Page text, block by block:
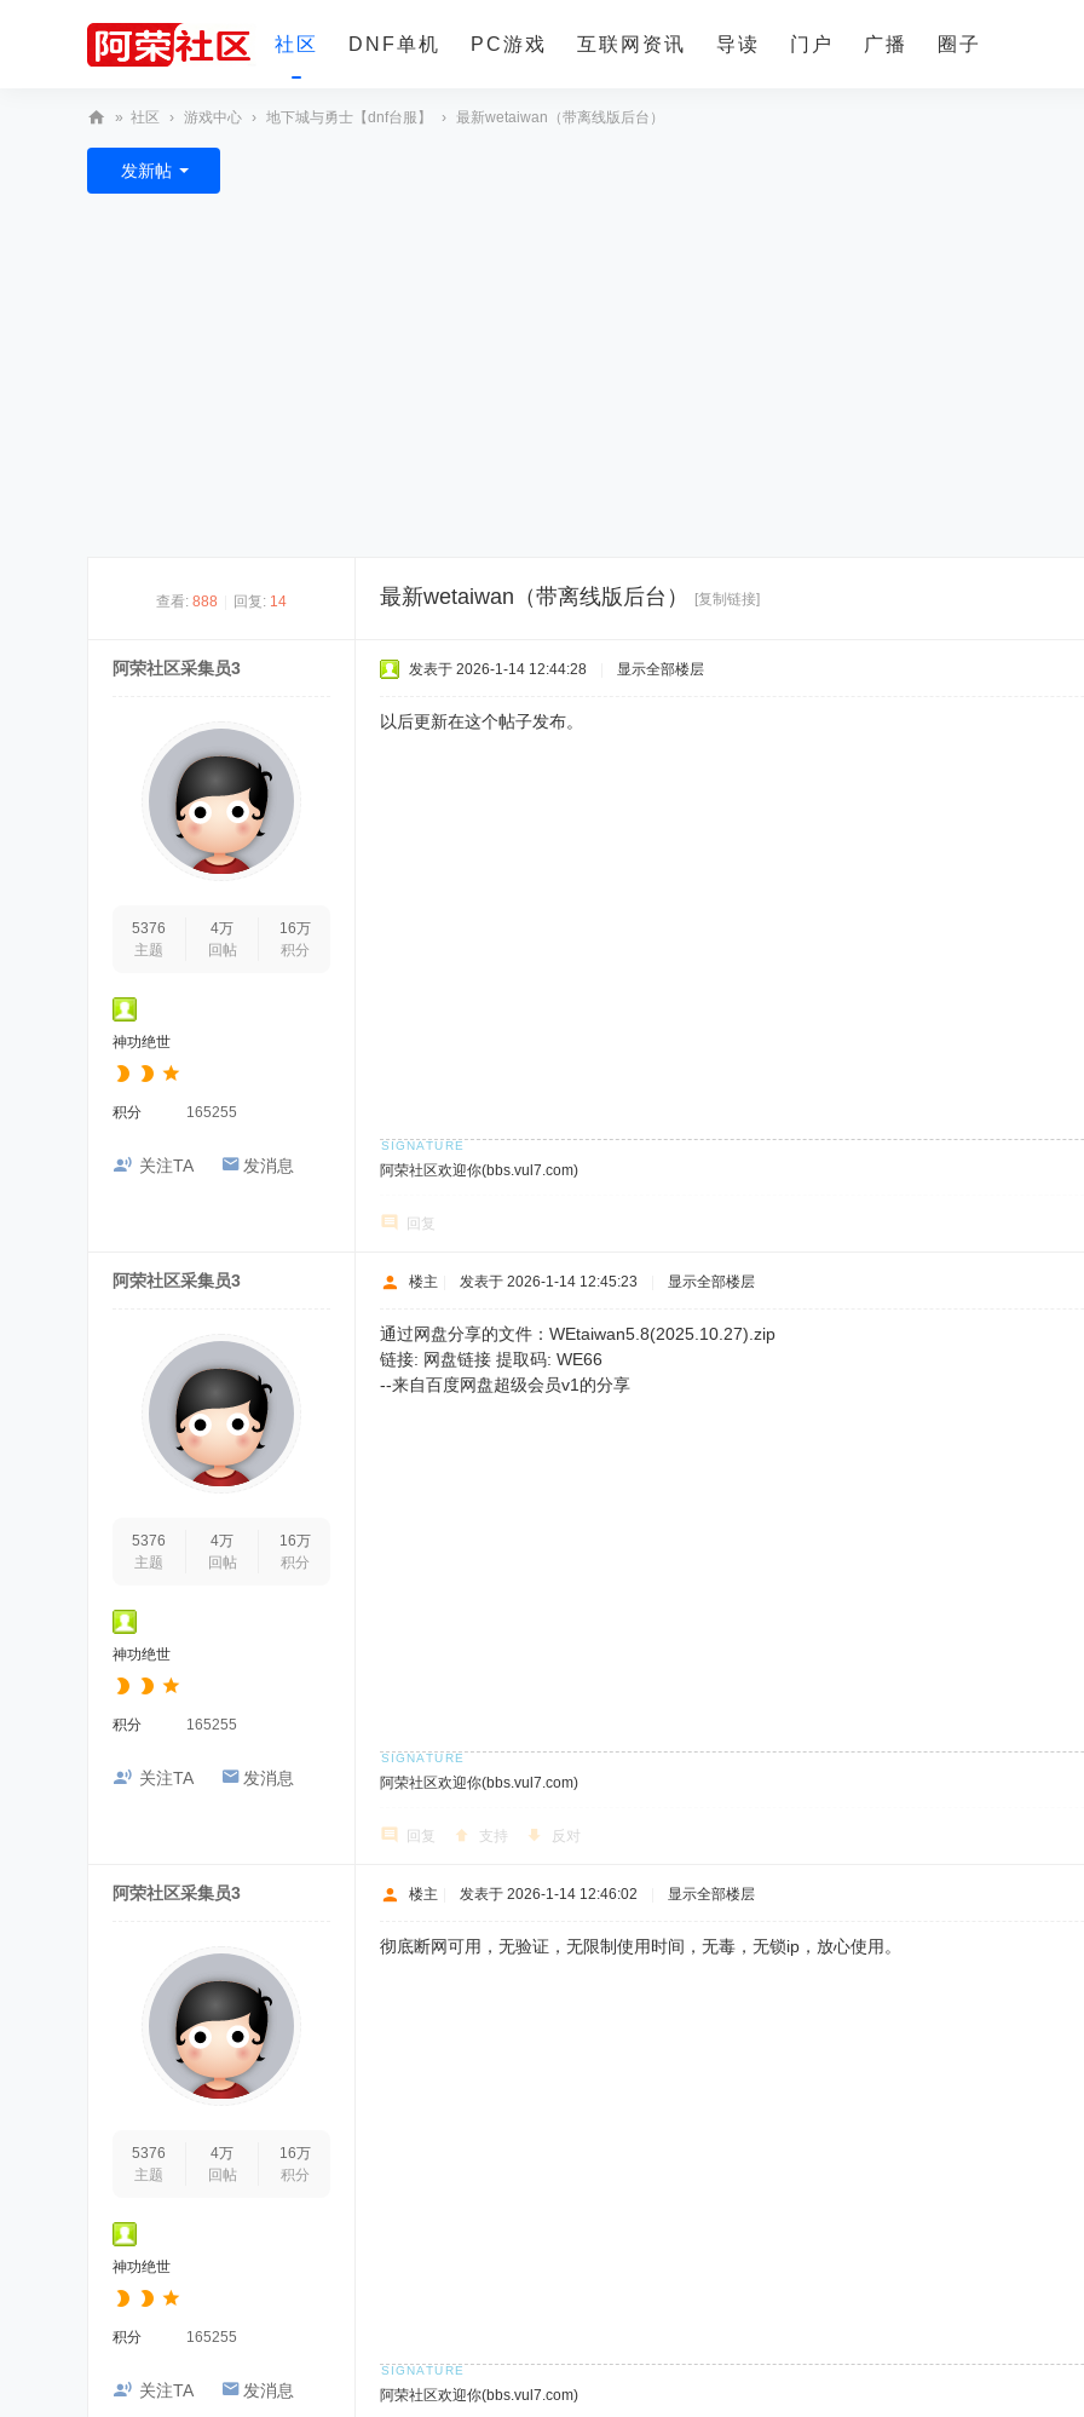
社区 DNF单机 PC游戏 互联网资讯 导读 门户 广播 圈子
阿
荣
» 社区 › 游戏中心 › 地下城与勇士【dnf台服】 › 最新wetaiwan（带离线版后台）
发新帖
查看: 888 回复: 14 最新wetaiwan（带离线版后台） [复制链接]
阿荣社区采集员3
5376
主题
4万
回帖
16万
积分
神功绝世
积分 165255
关注TA 发消息
发表于 2026-1-14 12:44:28 显示全部楼层
以后更新在这个帖子发布。
阿荣社区欢迎你(bbs.vul7.com)
回复
阿荣社区采集员3
5376
主题
4万
回帖
16万
积分
神功绝世
积分 165255
关注TA 发消息
楼主 发表于 2026-1-14 12:45:23 显示全部楼层
通过网盘分享的文件：WEtaiwan5.8(2025.10.27).zip
链接: 网盘链接 提取码: WE66
--来自百度网盘超级会员v1的分享
阿荣社区欢迎你(bbs.vul7.com)
回复 支持 反对
阿荣社区采集员3
5376
主题
4万
回帖
16万
积分
神功绝世
积分 165255
关注TA 发消息
楼主 发表于 2026-1-14 12:46:02 显示全部楼层
彻底断网可用，无验证，无限制使用时间，无毒，无锁ip，放心使用。
阿荣社区欢迎你(bbs.vul7.com)